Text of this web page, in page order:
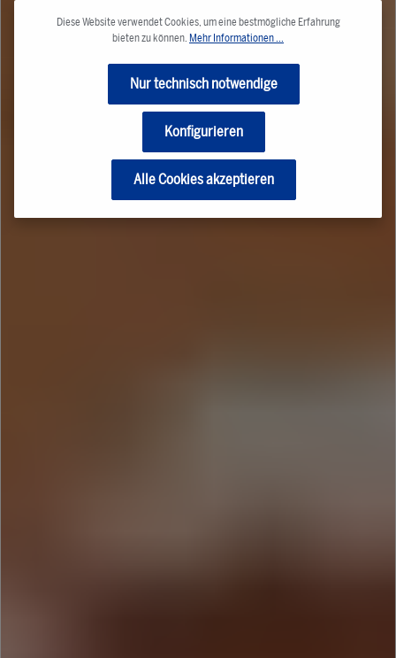
Diese Website verwendet Cookies, um eine bestmögliche Erfahrung
bieten zu können. Mehr Informationen ...
Nur technisch notwendige
Konfigurieren
Alle Cookies akzeptieren